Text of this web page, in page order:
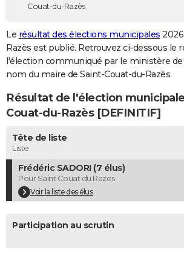
Destinations
City break
Voyage nature
Voyage de noces
Forum
GUIDES D'ACHAT
BONS PLANS
Carte de Noël
Carte Bonne année
Carte Saint-Valentin
Carte Pâques
Carte d'anniversaire
DICTIONNAIRE
Dictionnaire
Biographies
Citations
Expressions
Proverbes
PROGRAMME TV
COPAINS D'AVANT
S'inscrire
Se connecter
Lycées
Collèges
Primaires
Universités
Entreprises
Service militaire
Avis de recherche
AVIS DE DÉCÈS
Bricolage
Television
Couat-du-Razès
Le résultat des élections municipales
Razès est publié. Retrouvez ci-dessous le
l'élection communiqué par le ministère
nom du maire de Saint-Couat-du-Razès.
Résultat de l'élection
Couat-du-Razès [DEFINITIF]
Tête de liste
Liste
Frédéric SADORI (7 élus)
Pour Saint Couat du Razes
Voir la liste des élus
Participation au scrutin